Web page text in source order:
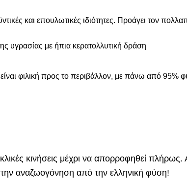
και επουλωτικές ιδιότητες. Προάγει τον
υγρασίας με ήπια κερατολλυτική δράση
φιλική προς το περιβάλλον, με πάνω από 95%
κινήσεις μέχρι να απορροφηθεί πλήρως.
αναζωογόνηση από την ελληνική φύση!